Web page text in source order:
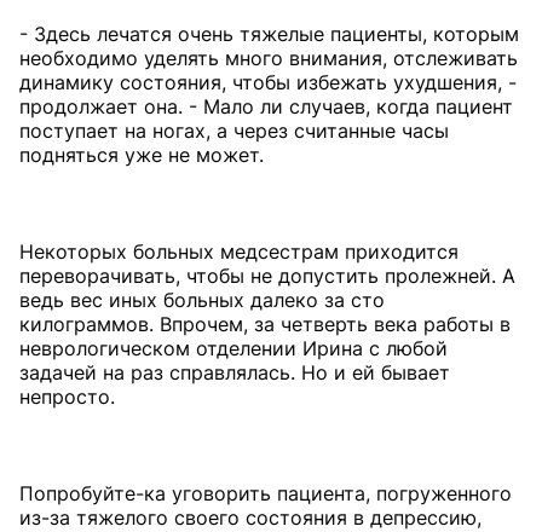
- Здесь лечатся очень тяжелые пациенты, которым
необходимо уделять много внимания, отслеживать
динамику состояния, чтобы избежать ухудшения, -
продолжает она. - Мало ли случаев, когда пациент
поступает на ногах, а через считанные часы
подняться уже не может.
Некоторых больных медсестрам приходится
переворачивать, чтобы не допустить пролежней. А
ведь вес иных больных далеко за сто
килограммов. Впрочем, за четверть века работы в
неврологическом отделении Ирина с любой
задачей на раз справлялась. Но и ей бывает
непросто.
Попробуйте-ка уговорить пациента, погруженного
из-за тяжелого своего состояния в депрессию,